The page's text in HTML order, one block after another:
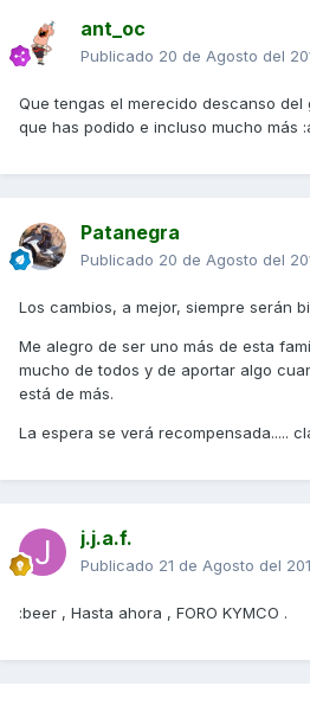
ant_oc
Publicado 20 de Agosto del
Que tengas el merecido descanso
que has podido e incluso mucho más
Patanegra
Publicado 20 de Agosto del
Los cambios, a mejor, siempre serán
Me alegro de ser uno más de esta
mucho de todos y de aportar algo
está de más.
La espera se verá recompensada.....
j.j.a.f.
Publicado 21 de Agosto del
:beer , Hasta ahora , FORO KYMCO .